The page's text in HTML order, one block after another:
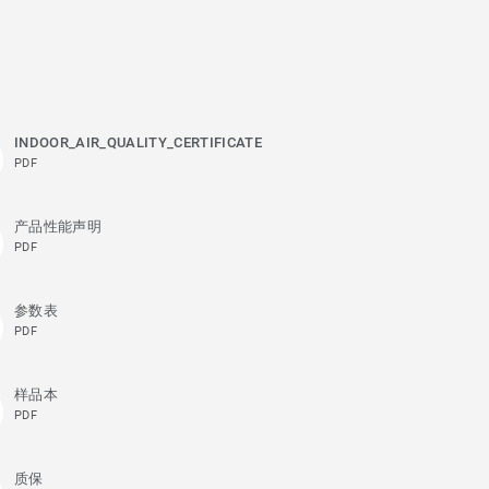
INDOOR_AIR_QUALITY_CERTIFICATE
PDF
产品性能声明
PDF
参数表
PDF
样品本
PDF
质保